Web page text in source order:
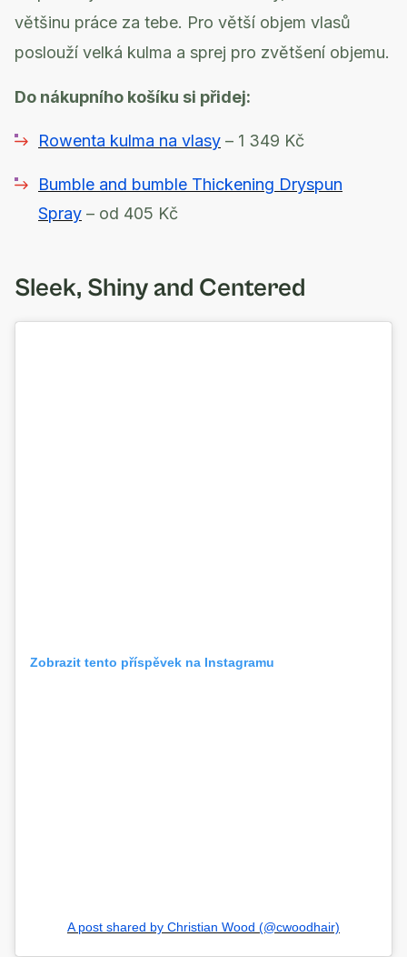
většinu práce za tebe. Pro větší objem vlasů
poslouží velká kulma a sprej pro zvětšení objemu.
Do nákupního košíku si přidej:
Rowenta kulma na vlasy – 1 349 Kč
Bumble and bumble Thickening Dryspun
Spray – od 405 Kč
Sleek, Shiny and Centered
Zobrazit tento příspěvek na Instagramu
A post shared by Christian Wood (@cwoodhair)